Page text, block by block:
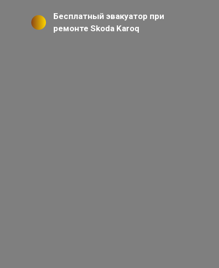
Бесплатный эвакуатор при
ремонте Skoda Karoq